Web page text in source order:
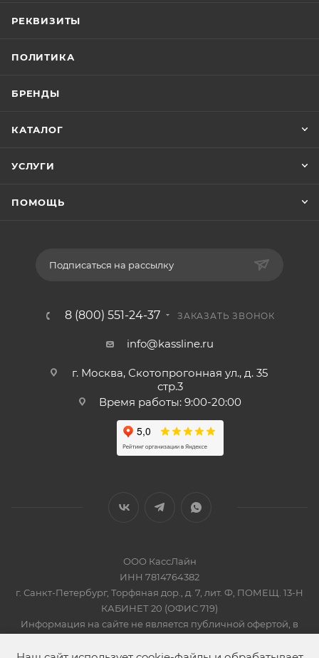
РЕКВИЗИТЫ
ПОЛИТИКА
БРЕНДЫ
КАТАЛОГ
УСЛУГИ
ПОМОЩЬ
Подписаться на рассылку
8 (800) 551-24-37 ЗАКАЗАТЬ ЗВОНОК
info@kassline.ru
г. Москва, Скотопрогонная ул., д. 35
стр.3
Время работы: 9:00-20:00
ООО КассЛайн
ИНН 7814764382
г. Санкт-Петербург, Торфяная дор., д. 7, лит. Ф, ПОМЕЩ. 13-Н
КАБИНЕТ 20 (ОФИС 719)
Информация на сайте не является публичной офертой, в
2019-2026 © КАССЛАЙН